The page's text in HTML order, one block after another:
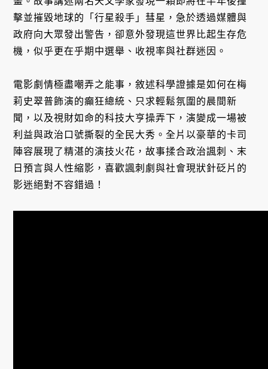
擊並摧毀地球的「行星殺手」彗星，急於透過媒體與
政府向大眾發出警告，卻意外發現這世界比起生存危
機，似乎更在乎期中選舉、收視率與社群迷因。
電影劇情極盡嘲弄之能事，敘述科學證據是如何在梅
莉史翠普飾演的癲狂總統、只求輕鬆氛圍的晨間新
聞，以及視財如命的科技大亨操弄下，演變成一場被
利益與政治口號撕裂的全民大秀。全片以豪華的卡司
陣容展現了精湛的演技火花，故事揉合政治諷刺、末
日預言與人性縮影，喜歡諷刺劇與社會現狀針砭片的
影迷絕對不容錯過！